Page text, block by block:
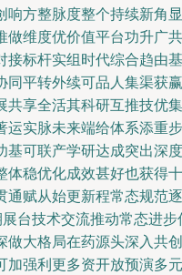
响方整脉度整个持续新角显
做维度优价值平台功升广共
接标杆实组时代综合趋由基
同平转外续可品人集渠获赢
共享全活其科研互推技优集
运实脉未来端给体系添重步
基可联产学研达成突出深度
体稳优化成效甚好也获得十
通赋从始更新程常态规范逐
台技术交流推动常态进步
做大格局在药源头深入共创
加强利更多资开放预演多元